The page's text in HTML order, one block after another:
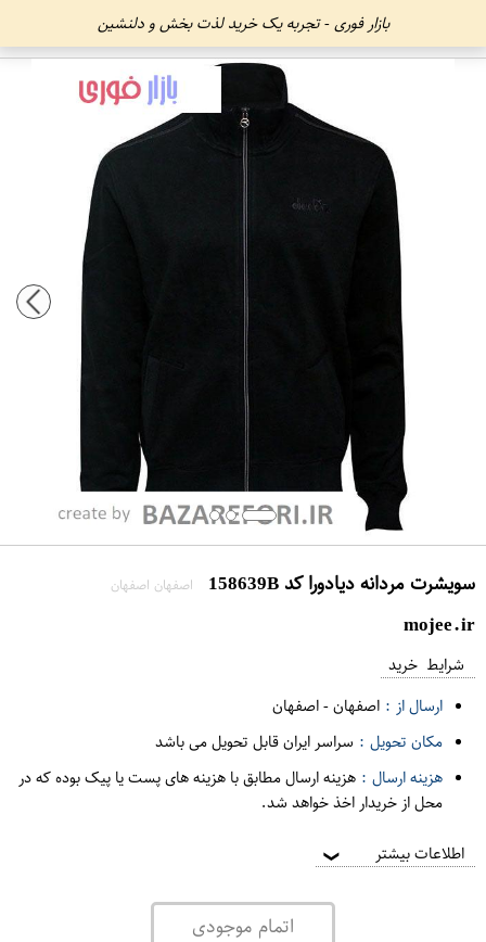
بازار فوری - تجربه یک خرید لذت بخش و دلنشین
سویشرت مردانه دیادورا کد 158639B اصفهان اصفهان
mojee.ir
شرایط خرید
ارسال از : اصفهان-اصفهان
مکان تحویل : سراسر ایران قابل تحویل می باشد
هزینه ارسال : هزینه ارسال مطابق با هزینه های پست یا پیک بوده که در
محل از خریدار اخذ خواهد شد.
اطلاعات بیشتر ❯
اتمام موجودی